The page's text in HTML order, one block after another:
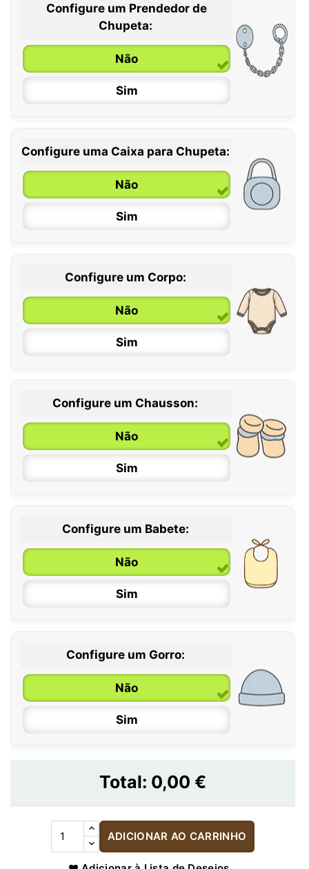
0 / 6 meses
6 / 36 meses
Configure um Prendedor de
Chupeta:
Não
Sim
Configure uma Caixa para Chupeta:
Não
Sim
Configure um Corpo:
Não
Sim
0 / 6 meses
6 / 12 meses
12 / 18 meses
Configure um Chausson:
Não
Sim
Configure um Babete:
Não
Sim
Configure um Gorro:
Não
Sim
Total: 0,00 €
ADICIONAR AO CARRINHO